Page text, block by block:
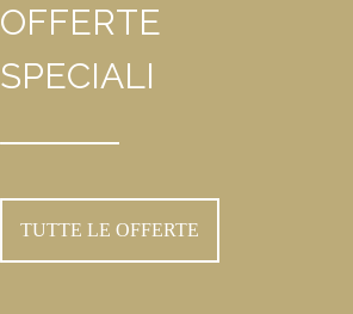
OFFERTE
SPECIALI
TUTTE LE OFFERTE